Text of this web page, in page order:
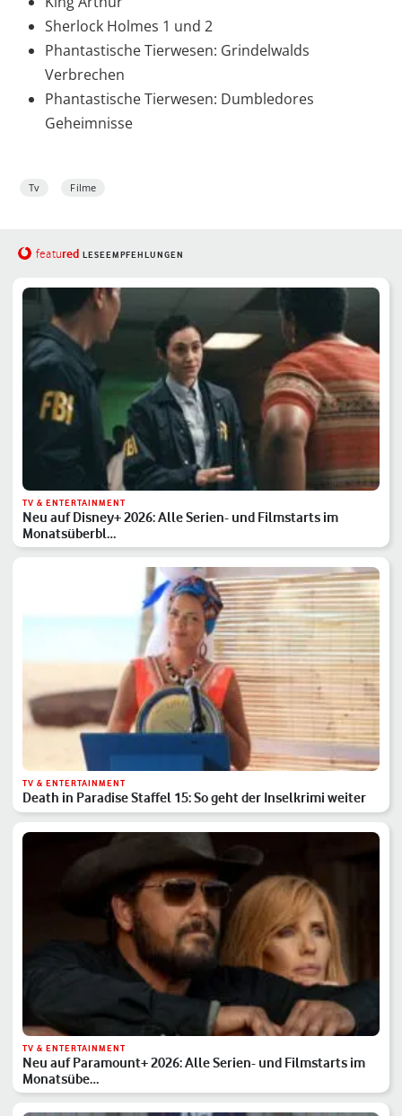
Sherlock Holmes 1 und 2
Phantastische Tierwesen: Grindelwalds
Verbrechen
Phantastische Tierwesen: Dumbledores
Geheimnisse
Tv Filme
featured LESEEMPFEHLUNGEN
TV & ENTERTAINMENT
Neu auf Disney+ 2026: Alle Serien- und Filmstarts im
Monatsüberbl…
TV & ENTERTAINMENT
Death in Paradise Staffel 15: So geht der Inselkrimi weiter
TV & ENTERTAINMENT
Neu auf Paramount+ 2026: Alle Serien- und Filmstarts im
Monatsübe…